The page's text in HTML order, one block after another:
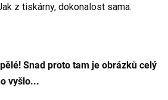
z tiskárny, dokonalost sama.
Snad proto tam je obrázků celý
vyšlo...